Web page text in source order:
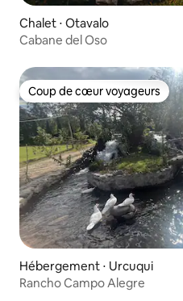
Chalet ⋅ Otavalo
Cabane del Oso
Coup de cœur voyageurs
Coup de cœur voyageurs
Hébergement ⋅ Urcuqui
Rancho Campo Alegre